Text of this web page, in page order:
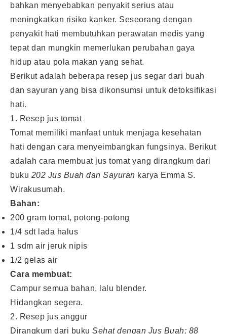
bahkan menyebabkan penyakit serius atau
meningkatkan risiko kanker. Seseorang dengan
penyakit hati membutuhkan perawatan medis yang
tepat dan mungkin memerlukan perubahan gaya
hidup atau pola makan yang sehat.
Berikut adalah beberapa resep jus segar dari buah
dan sayuran yang bisa dikonsumsi untuk detoksifikasi
hati.
1. Resep jus tomat
Tomat memiliki manfaat untuk menjaga kesehatan
hati dengan cara menyeimbangkan fungsinya. Berikut
adalah cara membuat jus tomat yang dirangkum dari
buku 202 Jus Buah dan Sayuran karya Emma S.
Wirakusumah.
Bahan:
200 gram tomat, potong-potong
1/4 sdt lada halus
1 sdm air jeruk nipis
1/2 gelas air
Cara membuat:
Campur semua bahan, lalu blender.
Hidangkan segera.
2. Resep jus anggur
Dirangkum dari buku Sehat dengan Jus Buah; 88